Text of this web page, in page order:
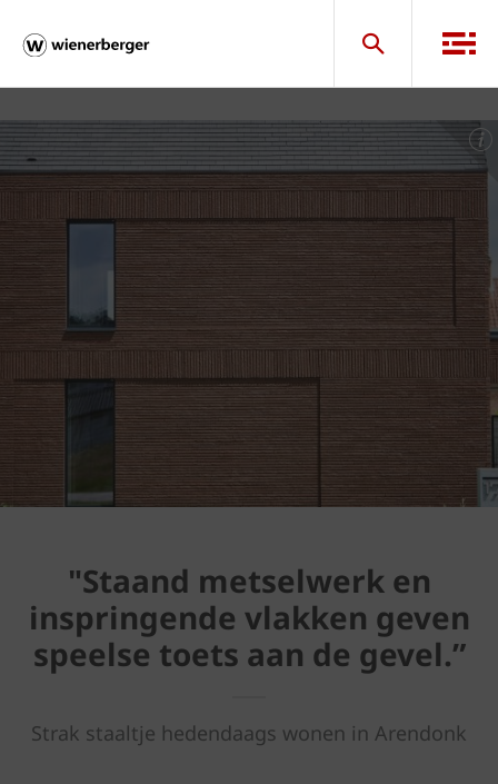
"Staand metselwerk en
inspringende vlakken geven
speelse toets aan de gevel.”
Strak staaltje hedendaags wonen in Arendonk